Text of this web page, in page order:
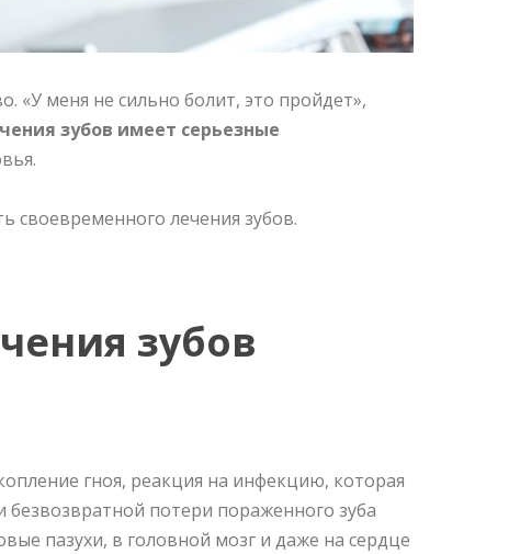
«У меня не сильно болит, это пройдет»,
зубов имеет серьезные
своевременного лечения зубов.
зубов
гноя, реакция на инфекцию, которая
потери пораженного зуба
пазухи, в головной мозг и даже на сердце